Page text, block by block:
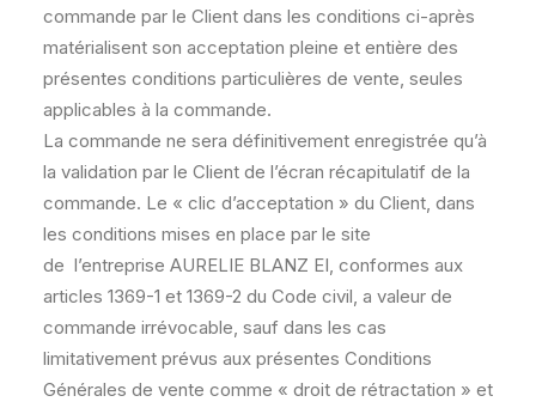
commande par le Client dans les conditions ci-après
matérialisent son acceptation pleine et entière des
présentes conditions particulières de vente, seules
applicables à la commande.
La commande ne sera définitivement enregistrée qu’à
la validation par le Client de l’écran récapitulatif de la
commande. Le « clic d’acceptation » du Client, dans
les conditions mises en place par le site
de l’entreprise AURELIE BLANZ EI, conformes aux
articles 1369-1 et 1369-2 du Code civil, a valeur de
commande irrévocable, sauf dans les cas
limitativement prévus aux présentes Conditions
Générales de vente comme « droit de rétractation » et